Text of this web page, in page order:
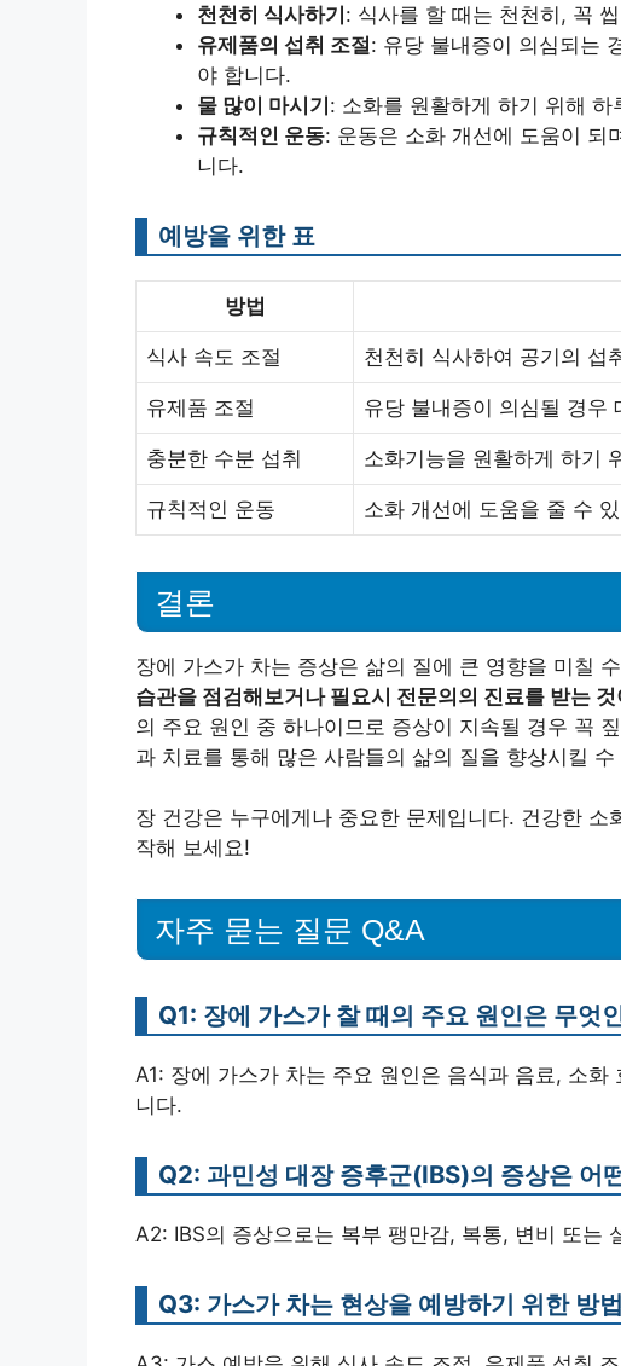
천천히 식사하기: 식사를 할 때는 천천히, 꼭
유제품의 섭취 조절: 유당 불내증이 의심되는
야 합니다.
물 많이 마시기: 소화를 원활하게 하기 위해
규칙적인 운동: 운동은 소화 개선에 도움이 되
니다.
예방을 위한 표
방법
식사 속도 조절 천천히 식사하여 공기의 섭
유제품 조절 유당 불내증이 의심될 경우
충분한 수분 섭취 소화기능을 원활하게 하기
규칙적인 운동 소화 개선에 도움을 줄 수
결론
장에 가스가 차는 증상은 삶의 질에 큰 영향을 미칠
습관을 점검해보거나 필요시 전문의의 진료를 받는
의 주요 원인 중 하나이므로 증상이 지속될 경우 꼭
과 치료를 통해 많은 사람들의 삶의 질을 향상시킬 수
장 건강은 누구에게나 중요한 문제입니다. 건강한
작해 보세요!
자주 묻는 질문 Q&A
Q1: 장에 가스가 찰 때의 주요 원인은 무엇
A1: 장에 가스가 차는 주요 원인은 음식과 음료, 소
니다.
Q2: 과민성 대장 증후군(IBS)의 증상은 어
A2: IBS의 증상으로는 복부 팽만감, 복통, 변비 또는
Q3: 가스가 차는 현상을 예방하기 위한 방